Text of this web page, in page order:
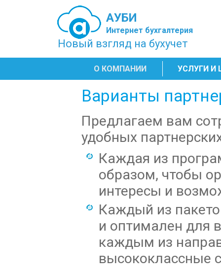
АУБИ
Интернет бухгалтерия
Новый взгляд на бухучет
О КОМПАНИИ УСЛУГИ И
Варианты
Предлагаем вам
удобных
Каждая из
образом, чтобы
интересы и
Каждый из
и оптимален для
каждым из
высококлассные